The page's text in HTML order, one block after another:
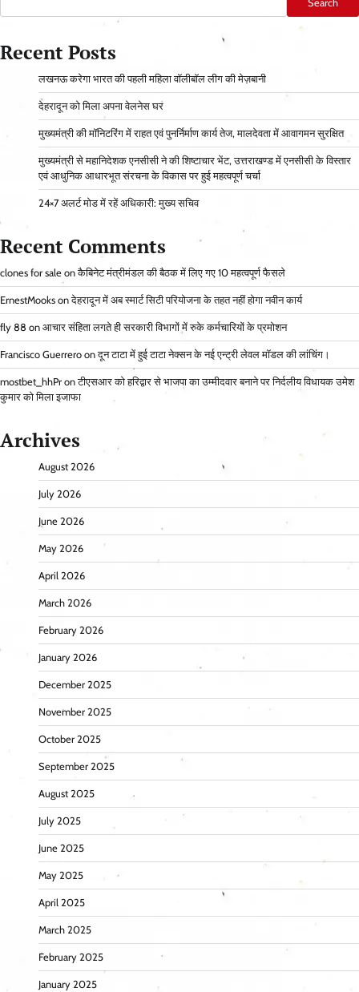
Search
Recent Posts
लखनऊ करेगा भारत की पहली महिला वॉलीबॉल लीग की मेज़बानी
देहरादून को मिला अपना वेलनेस घर
मुख्यमंत्री की मॉनिटरिंग में राहत एवं पुनर्निर्माण कार्य तेज, मालदेवता में आवागमन सुरक्षित
मुख्यमंत्री से महानिदेशक एनसीसी ने की शिष्टाचार भेंट, उत्तराखण्ड में एनसीसी के विस्तार
एवं आधुनिक आधारभूत संरचना के विकास पर हुई महत्वपूर्ण चर्चा
24×7 अलर्ट मोड में रहें अधिकारी: मुख्य सचिव
Recent Comments
clones for sale onकैबिनेट मंत्रीमंडल की बैठक में लिए गए 10 महत्वपूर्ण फैसले
ErnestMooks onदेहरादून में अब स्मार्ट सिटी परियोजना के तहत नहीं होगा नवीन कार्य
fly 88 on आचार संहिता लगते ही सरकारी विभागों में रुके कर्मचारियों के प्रमोशन
Francisco Guerrero onदून टाटा में हुई टाटा नेक्सन के नई एन्ट्री लेवल मॉडल की लांचिंग।
mostbet_hhPr onटीएसआर को हरिद्वार से भाजपा का उम्मीदवार बनाने पर निर्दलीय विधायक उमेश
कुमार को मिला इजाफा
Archives
August 2026
July 2026
June 2026
May 2026
April 2026
March 2026
February 2026
January 2026
December 2025
November 2025
October 2025
September 2025
August 2025
July 2025
June 2025
May 2025
April 2025
March 2025
February 2025
January 2025